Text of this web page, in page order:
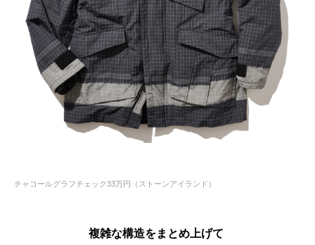
チャコールグラフチェック33万円（ストーンアイランド）
複雑な構造をまとめ上げて